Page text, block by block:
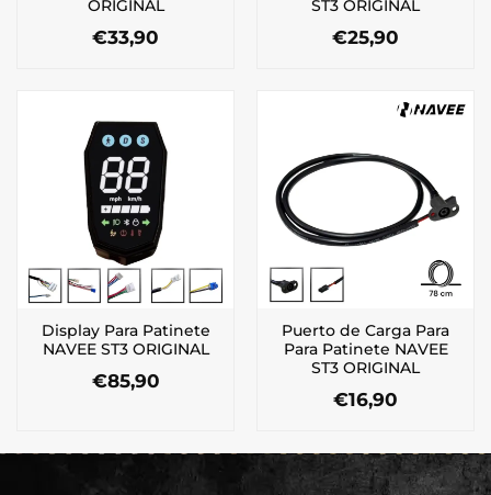
ORIGINAL
€33,90
ST3 ORIGINAL
€25,90
Display Para Patinete
NAVEE ST3 ORIGINAL
€85,90
Puerto de Carga Para
Para Patinete NAVEE
ST3 ORIGINAL
€16,90